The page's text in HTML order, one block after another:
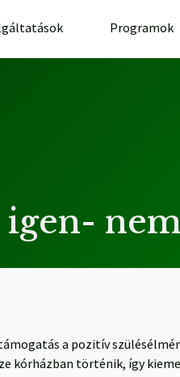
Programok
igen-
a pozitív
kórházban történik, így